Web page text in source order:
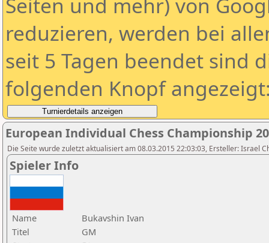
reduzieren, werden bei
seit 5 Tagen beendet sind
folgenden Knopf
European Individual Chess Championship
Die Seite wurde zuletzt aktualisiert am 08.03.2015 22:03:03, Ersteller: Israel
Spieler Info
Name
Bukavshin Ivan
Titel
GM